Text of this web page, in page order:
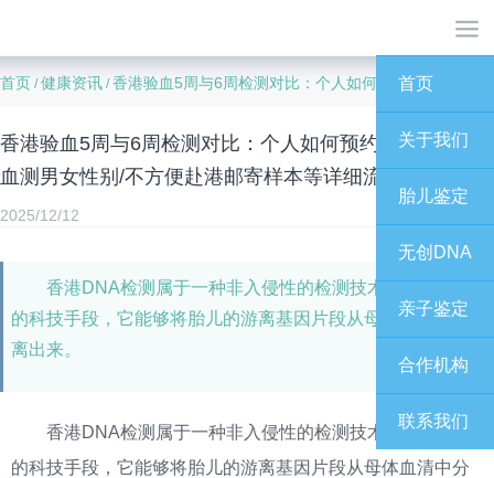
首页
关于我们
胎儿鉴定
无创DNA
亲子鉴定
合作机构
联系我们
首页 /健康资讯 /香港验血5周与6周检测对比：个人如何预约前往香港验血测男女性别/不方便赴港邮寄样本等详细流程！
香港验血5周与6周检测对比：个人如何预约前往香港验
血测男女性别/不方便赴港邮寄样本等详细流程！
2025/12/12
香港DNA检测属于一种非入侵性的检测技术，借助先进
的科技手段，它能够将胎儿的游离基因片段从母体血清中分
离出来。
香港DNA检测属于一种非入侵性的检测技术，借助先进
的科技手段，它能够将胎儿的游离基因片段从母体血清中分